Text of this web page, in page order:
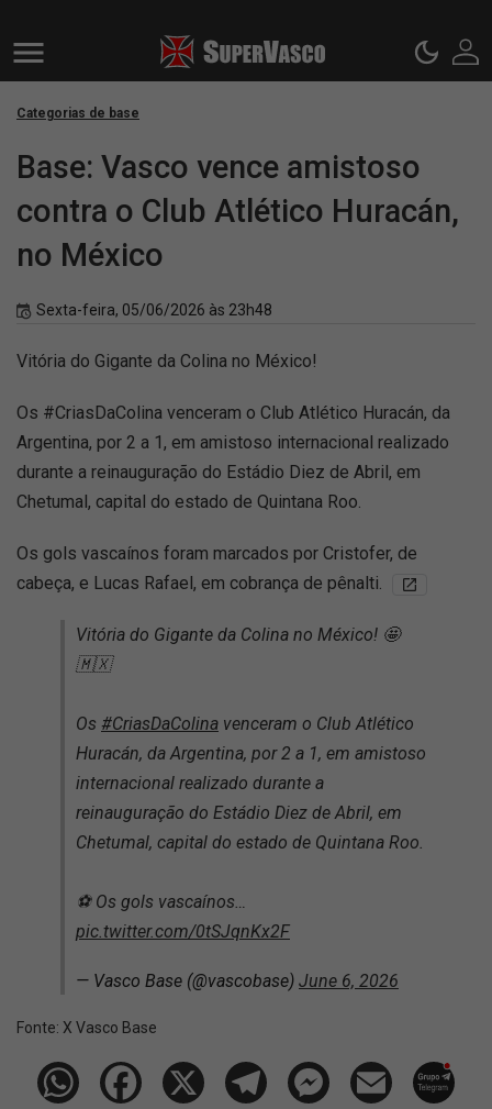
Categorias de base
Base: Vasco vence amistoso
contra o Club Atlético Huracán,
no México
Sexta-feira, 05/06/2026 às 23h48
Vitória do Gigante da Colina no México!
Os #CriasDaColina venceram o Club Atlético Huracán, da
Argentina, por 2 a 1, em amistoso internacional realizado
durante a reinauguração do Estádio Diez de Abril, em
Chetumal, capital do estado de Quintana Roo.
Os gols vascaínos foram marcados por Cristofer, de
cabeça, e Lucas Rafael, em cobrança de pênalti.
Vitória do Gigante da Colina no México! 🤩
🇲🇽
Os #CriasDaColina venceram o Club Atlético
Huracán, da Argentina, por 2 a 1, em amistoso
internacional realizado durante a
reinauguração do Estádio Diez de Abril, em
Chetumal, capital do estado de Quintana Roo.
⚽️ Os gols vascaínos…
pic.twitter.com/0tSJqnKx2F
— Vasco Base (@vascobase) June 6, 2026
Fonte: X Vasco Base